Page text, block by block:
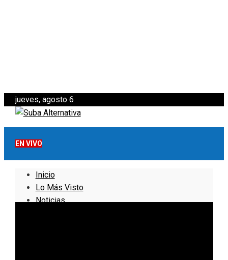
jueves, agosto 6
EN VIVO
Inicio
Lo Más Visto
Noticias